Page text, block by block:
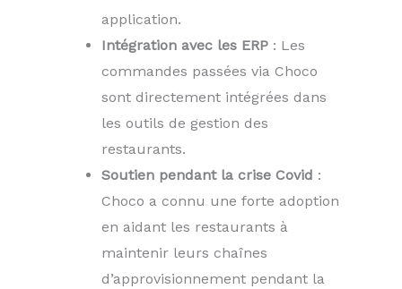
application.
Intégration avec les ERP : Les
commandes passées via Choco
sont directement intégrées dans
les outils de gestion des
restaurants.
Soutien pendant la crise Covid :
Choco a connu une forte adoption
en aidant les restaurants à
maintenir leurs chaînes
d’approvisionnement pendant la